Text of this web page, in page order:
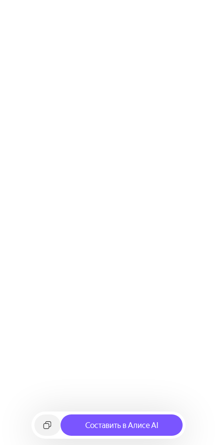
Составить в Алисе AI